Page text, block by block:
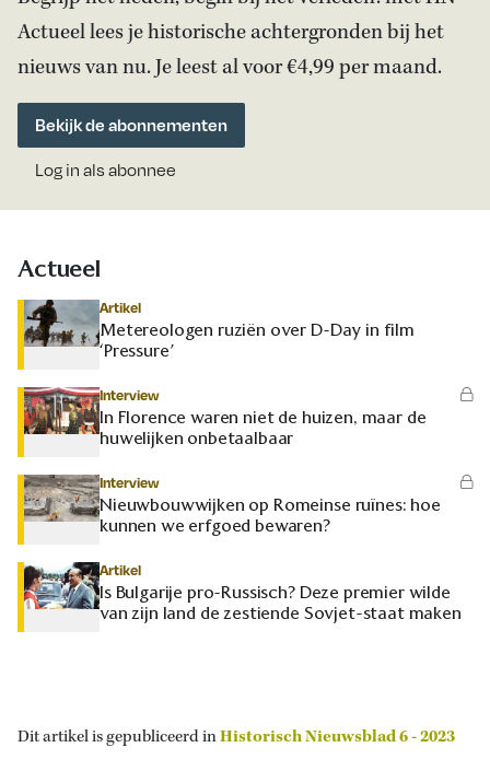
Actueel lees je historische achtergronden bij het
nieuws van nu. Je leest al voor €4,99 per maand.
Bekijk de abonnementen
Log in als abonnee
Actueel
Artikel
Metereologen ruziën over D-Day in film
‘Pressure’
Interview
In Florence waren niet de huizen, maar de
huwelijken onbetaalbaar
Interview
Nieuwbouwwijken op Romeinse ruïnes: hoe
kunnen we erfgoed bewaren?
Artikel
Is Bulgarije pro-Russisch? Deze premier wilde
van zijn land de zestiende Sovjet-staat maken
Dit artikel is gepubliceerd inHistorisch Nieuwsblad 6 - 2023